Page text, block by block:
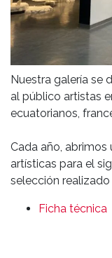
Nuestra galería se
al público artistas
ecuatorianos,
Cada año,
artísticas para el
selección
Ficha técnica